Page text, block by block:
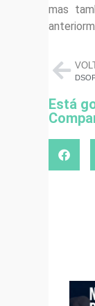
mas
Está